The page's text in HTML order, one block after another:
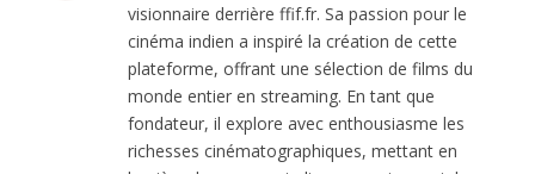
visionnaire derrière ffif.fr. Sa passion pour le
cinéma indien a inspiré la création de cette
plateforme, offrant une sélection de films du
monde entier en streaming. En tant que
fondateur, il explore avec enthousiasme les
richesses cinématographiques, mettant en